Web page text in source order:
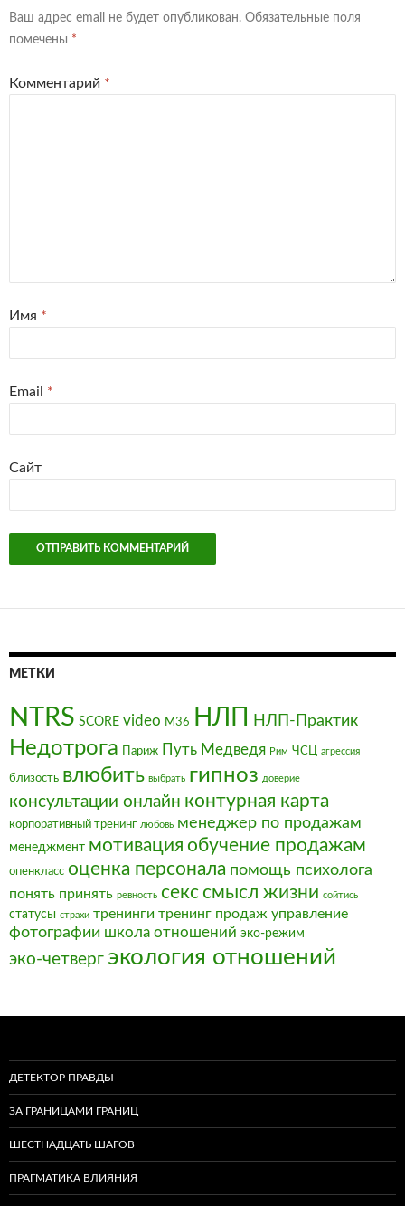
Ваш адрес email не будет опубликован. Обязательные поля
помечены *
Комментарий *
Имя *
Email *
Сайт
МЕТКИ
NTRS SCORE video М36 НЛП НЛП-Практик
Недотрога Париж Путь Медведя Рим ЧСЦ агрессия
близость влюбить выбрать гипноз доверие
консультации онлайн контурная карта
корпоративный тренинг любовь менеджер по продажам
менеджмент мотивация обучение продажам
опенкласс оценка персонала помощь психолога
понять принять ревность секссмысл жизни сойтись
статусы страхи тренинги тренинг продаж управление
фотографии школа отношений эко-режим
эко-четверг экология отношений
ДЕТЕКТОР ПРАВДЫ
ЗА ГРАНИЦАМИ ГРАНИЦ
ШЕСТНАДЦАТЬ ШАГОВ
ПРАГМАТИКА ВЛИЯНИЯ